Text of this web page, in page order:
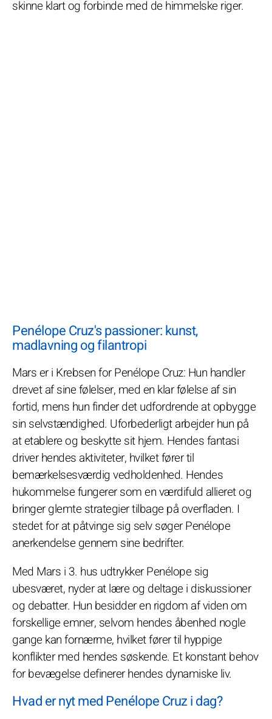
skinne klart og forbinde med de himmelske riger.
Penélope Cruz's passioner: kunst,
madlavning og filantropi
Mars er i Krebsen for Penélope Cruz: Hun handler
drevet af sine følelser, med en klar følelse af sin
fortid, mens hun finder det udfordrende at opbygge
sin selvstændighed. Uforbederligt arbejder hun på
at etablere og beskytte sit hjem. Hendes fantasi
driver hendes aktiviteter, hvilket fører til
bemærkelsesværdig vedholdenhed. Hendes
hukommelse fungerer som en værdifuld allieret og
bringer glemte strategier tilbage på overfladen. I
stedet for at påtvinge sig selv søger Penélope
anerkendelse gennem sine bedrifter.
Med Mars i 3. hus udtrykker Penélope sig
ubesværet, nyder at lære og deltage i diskussioner
og debatter. Hun besidder en rigdom af viden om
forskellige emner, selvom hendes åbenhed nogle
gange kan fornærme, hvilket fører til hyppige
konflikter med hendes søskende. Et konstant behov
for bevægelse definerer hendes dynamiske liv.
Hvad er nyt med Penélope Cruz i dag?